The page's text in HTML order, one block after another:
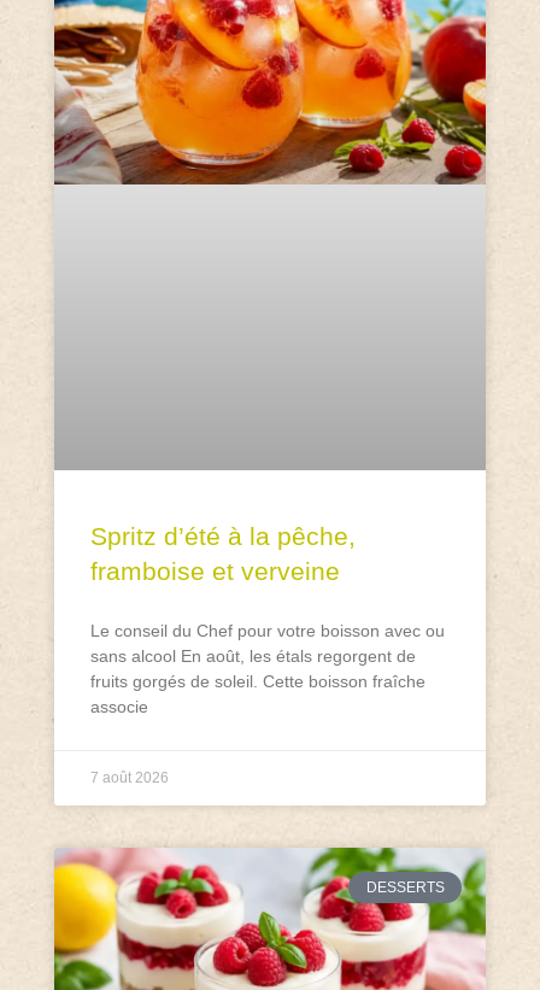
Spritz d’été à la pêche,
framboise et verveine
Le conseil du Chef pour votre boisson avec ou
sans alcool En août, les étals regorgent de
fruits gorgés de soleil. Cette boisson fraîche
associe
7 août 2026
DESSERTS